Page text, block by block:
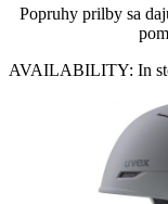
Popruhy prilby sa
AVAILABILITY: In